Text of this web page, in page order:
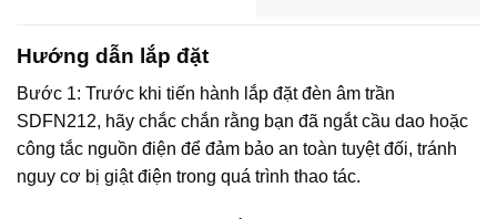
Hướng dẫn lắp đặt
Bước 1: Trước khi tiến hành lắp đặt đèn âm trần
SDFN212, hãy chắc chắn rằng bạn đã ngắt cầu dao hoặc
công tắc nguồn điện để đảm bảo an toàn tuyệt đối, tránh
nguy cơ bị giật điện trong quá trình thao tác.